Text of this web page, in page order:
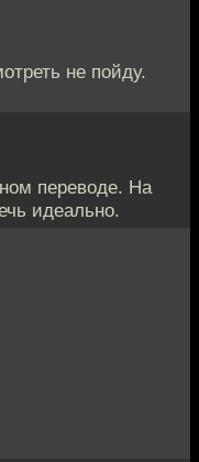
не пойду.
переводе. На
идеально.